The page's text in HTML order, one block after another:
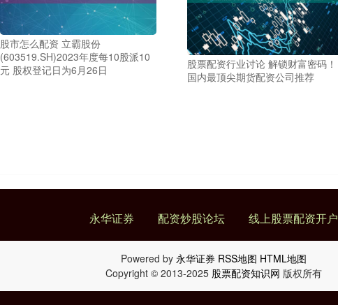
股市怎么配资 立霸股份
(603519.SH)2023年度每10股派10
元 股权登记日为6月26日
股票配资行业讨论 解锁财富密码！
国内最顶尖期货配资公司推荐
永华证券 配资炒股论坛 线上股票配资开户
Powered by 永华证券 RSS地图 HTML地图
Copyright © 2013-2025 股票配资知识网 版权所有